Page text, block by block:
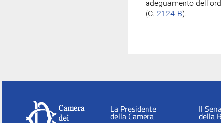
adeguamento
(C. 2124-B).
La Presidente
della Camera
Il
della